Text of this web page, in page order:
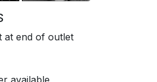
at end of outlet
available